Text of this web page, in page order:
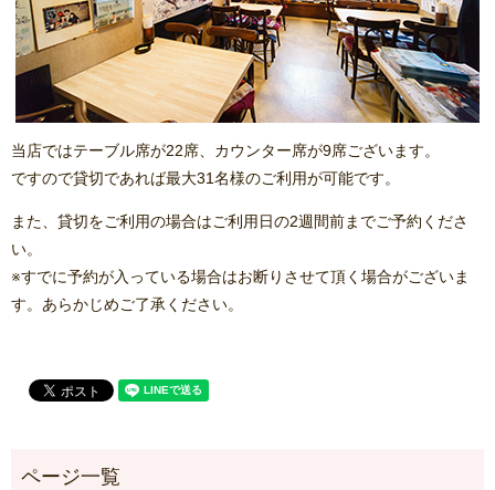
当店ではテーブル席が22席、カウンター席が9席ございます。
ですので貸切であれば最大31名様のご利用が可能です。
また、貸切をご利用の場合はご利用日の2週間前までご予約くださ
い。
※すでに予約が入っている場合はお断りさせて頂く場合がございま
す。あらかじめご了承ください。